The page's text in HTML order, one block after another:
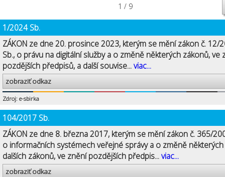
1 / 9
1/2024 Sb.
ZÁKON ze dne 20. prosince 2023, kterým se mění zákon č. 12/
Sb., o právu na digitální služby a o změně některých zákonů, ve
pozdějších předpisů, a další souvise...viac...
zobraziť odkaz
Zdroj: e-sbirka
104/2017 Sb.
ZÁKON ze dne 8. března 2017, kterým se mění zákon č. 365/
o informačních systémech veřejné správy a o změně některých
dalších zákonů, ve znění pozdějších předpis...viac...
zobraziť odkaz